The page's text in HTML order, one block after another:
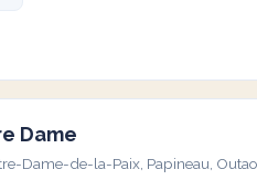
Dame
Dame-de-la-Paix, Papineau,